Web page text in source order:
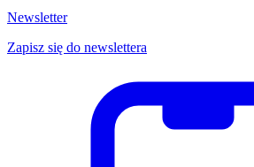
Newsletter
Zapisz się do newslettera